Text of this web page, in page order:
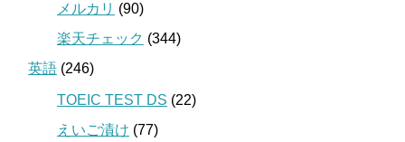
メルカリ (90)
楽天チェック (344)
英語 (246)
TOEIC TEST DS (22)
えいご漬け (77)